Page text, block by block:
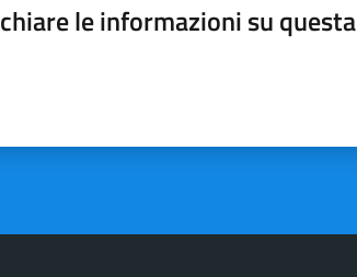
le informazioni su questa